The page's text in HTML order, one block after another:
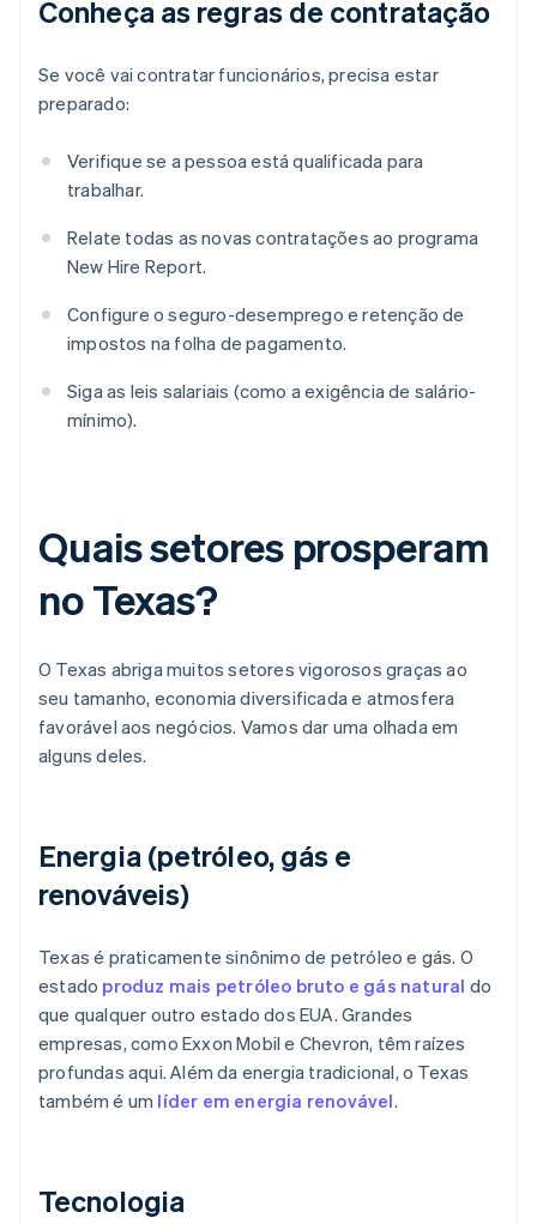
Conheça as regras de contratação
Se você vai contratar funcionários, precisa estar
preparado:
Verifique se a pessoa está qualificada para
trabalhar.
Relate todas as novas contratações ao programa
New Hire Report.
Configure o seguro-desemprego e retenção de
impostos na folha de pagamento.
Siga as leis salariais (como a exigência de salário-
mínimo).
Quais setores prosperam
no Texas?
O Texas abriga muitos setores vigorosos graças ao
seu tamanho, economia diversificada e atmosfera
favorável aos negócios. Vamos dar uma olhada em
alguns deles.
Energia (petróleo, gás e
renováveis)
Texas é praticamente sinônimo de petróleo e gás. O
estado produz mais petróleo bruto e gás natural do
que qualquer outro estado dos EUA. Grandes
empresas, como Exxon Mobil e Chevron, têm raízes
profundas aqui. Além da energia tradicional, o Texas
também é um líder em energia renovável.
Tecnologia